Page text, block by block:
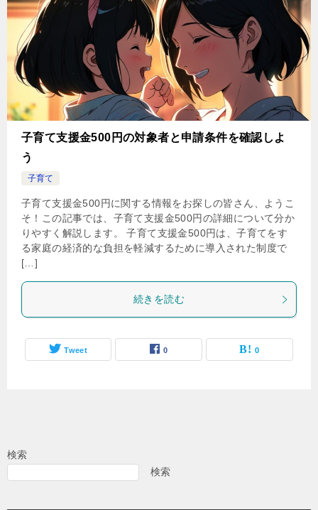
子育て支援金500円の対象者と申請条件を確認しよ
う
子育て
子育て支援金500円に関する情報をお探しの皆さん、ようこ
そ！この記事では、子育て支援金500円の詳細について分か
りやすく解説します。 子育て支援金500円は、子育てをす
る家庭の経済的な負担を軽減するために導入された制度で
[…]
続きを読む
Tweet 0 0
検索
検索